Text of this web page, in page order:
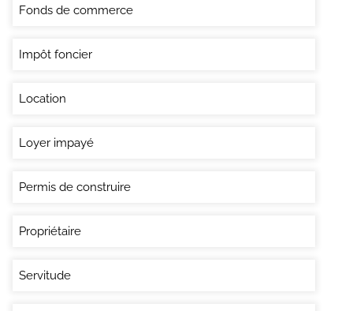
Fonds de commerce
Impôt foncier
Location
Loyer impayé
Permis de construire
Propriétaire
Servitude